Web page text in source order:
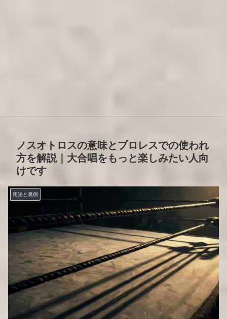
ノスオトロスの意味とプロレスでの使われ
方を解説｜大合唱をもっと楽しみたい人向
けです
用語と裏側